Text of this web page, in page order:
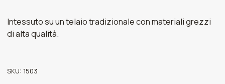
Intessuto su un telaio tradizionale con materiali grezzi
di alta qualità.
SKU: 1503